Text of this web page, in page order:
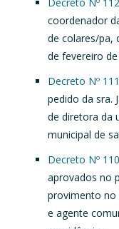
coordenador
de colares/pa,
de fevereiro de
Decreto Nº
pedido da sra.
de diretora da
municipal de
Decreto Nº
aprovados no
provimento no
e agente